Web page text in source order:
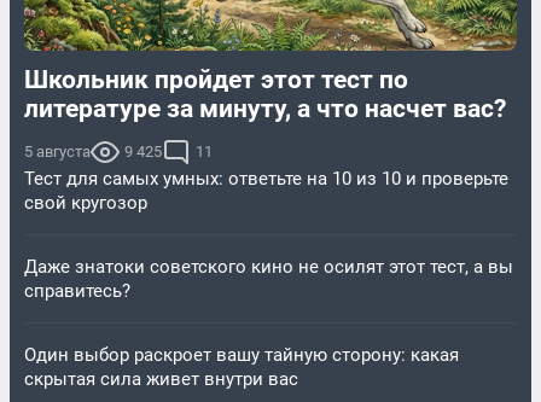
Школьник пройдет этот тест по
литературе за минуту, а что насчет вас?
5 августа 9 425 11
Тест для самых умных: ответьте на 10 из 10 и проверьте
свой кругозор
Даже знатоки советского кино не осилят этот тест, а вы
справитесь?
Один выбор раскроет вашу тайную сторону: какая
скрытая сила живет внутри вас